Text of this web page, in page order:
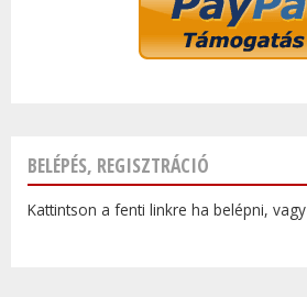
BELÉPÉS, REGISZTRÁCIÓ
Kattintson a fenti linkre ha belépni,